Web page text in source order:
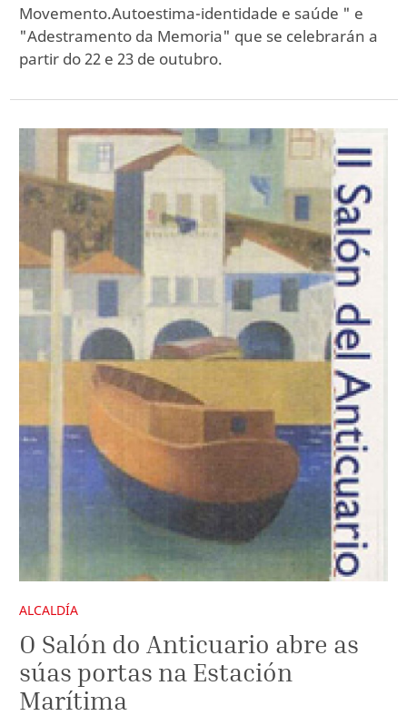
Movemento.Autoestima-identidade e saúde " e
"Adestramento da Memoria" que se celebrarán a
partir do 22 e 23 de outubro.
ALCALDÍA
O Salón do Anticuario abre as
súas portas na Estación
Marítima